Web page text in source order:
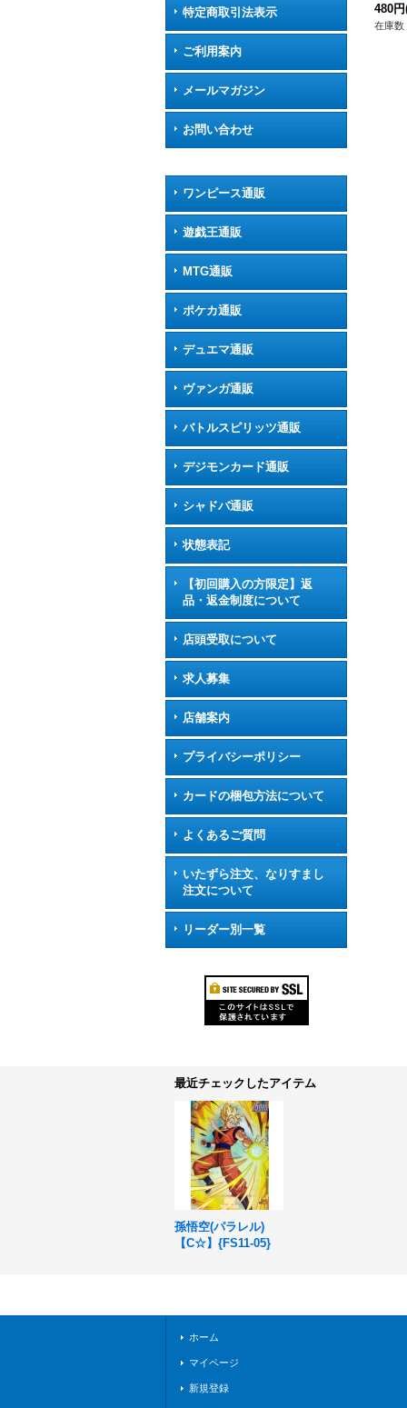
特定商取引法表示
ご利用案内
メールマガジン
お問い合わせ
ワンピース通販
遊戯王通販
MTG通販
ポケカ通販
デュエマ通販
ヴァンガ通販
バトルスピリッツ通販
デジモンカード通販
シャドバ通販
状態表記
【初回購入の方限定】返
品・返金制度について
店頭受取について
求人募集
店舗案内
プライバシーポリシー
カードの梱包方法について
よくあるご質問
いたずら注文、なりすまし
注文について
リーダー別一覧
480円
在庫数
最近チェックしたアイテム
孫悟空(パラレル)
【C☆】{FS11-05}
ホーム
マイページ
新規登録